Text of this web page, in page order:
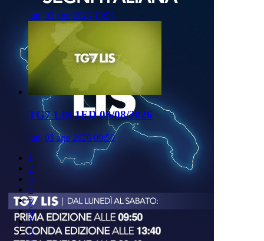
lun, 03 ago 2026 13:55
TG7 LIS 1ED 03/08/2026
lun, 03 ago 2026 09:50
1
2
3
4
5
6
7
8